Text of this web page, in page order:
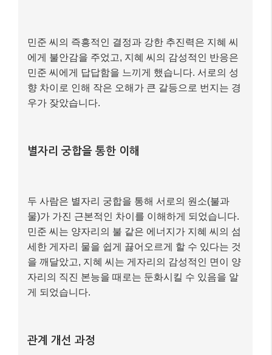
민준 씨의 즉흥적인 결정과 강한 추진력은 지혜 씨
에게 불안감을 주었고, 지혜 씨의 감성적인 반응은
민준 씨에게 답답함을 느끼게 했습니다. 서로의 성
향 차이로 인해 작은 오해가 큰 갈등으로 번지는 경
우가 잦았습니다.
별자리 궁합을 통한 이해
두 사람은 별자리 궁합을 통해 서로의 원소(불과
물)가 가진 근본적인 차이를 이해하게 되었습니다.
민준 씨는 양자리의 불 같은 에너지가 지혜 씨의 섬
세한 게자리 물을 쉽게 끓어오르게 할 수 있다는 것
을 깨달았고, 지혜 씨는 게자리의 감성적인 면이 양
자리의 직진 본능을 때로는 둔화시킬 수 있음을 알
게 되었습니다.
관계 개선 과정